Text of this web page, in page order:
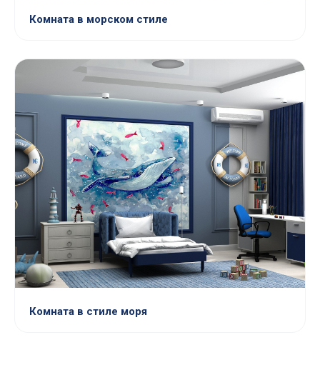
Комната в морском стиле
Комната в стиле моря